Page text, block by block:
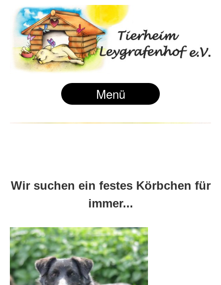
Menü
Wir suchen ein festes Körbchen für
immer...